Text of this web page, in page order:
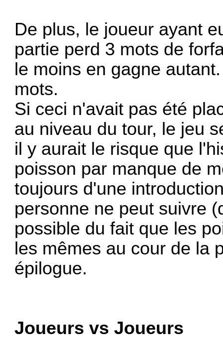
De plus, le joueur ayant
partie perd 3 mots de
le moins en gagne
mots.
Si ceci n'avait pas été
au niveau du tour, le jeu
il y aurait le risque que
poisson par manque de
toujours d'une
personne ne peut suivre
possible du fait que les
les mêmes au cour de la
épilogue.
Joueurs vs Joueurs